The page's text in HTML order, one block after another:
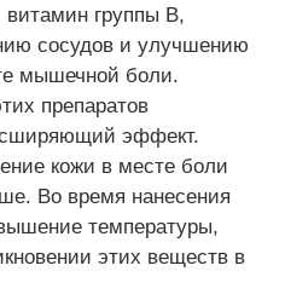
группы В,
сосудов и улучшению
мышечной боли.
препаратов
эффект.
кожи в месте боли
Во время нанесения
температуры,
этих веществ в